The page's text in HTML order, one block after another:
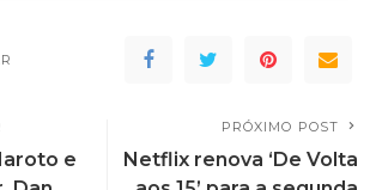
e
PRÓXIMO POST
Netflix renova ‘De Volta